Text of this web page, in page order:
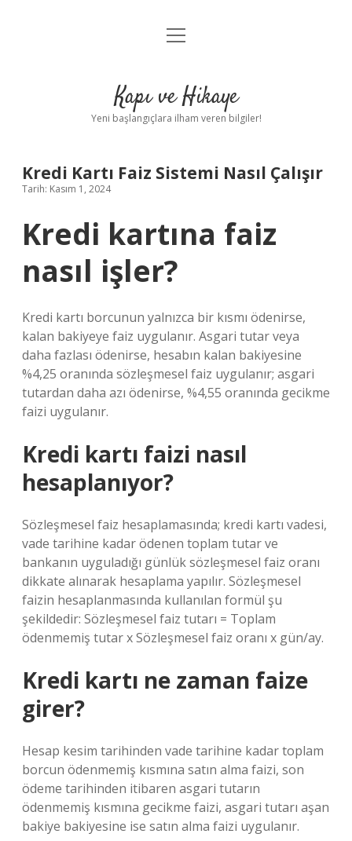
Anasayfa
Yasal Uyarı
menüyü
Kapı ve Hikaye
Yeni başlangıçlara ilham veren bilgiler!
Kredi Kartı Faiz Sistemi Nasıl Çalışır
Tarih: Kasım 1, 2024
Kredi kartına faiz
nasıl işler?
Kredi kartı borcunun yalnızca bir kısmı ödenirse,
kalan bakiyeye faiz uygulanır. Asgari tutar veya
daha fazlası ödenirse, hesabın kalan bakiyesine
%4,25 oranında sözleşmesel faiz uygulanır; asgari
tutardan daha azı ödenirse, %4,55 oranında gecikme
faizi uygulanır.
Kredi kartı faizi nasıl
hesaplanıyor?
Sözleşmesel faiz hesaplamasında; kredi kartı vadesi,
vade tarihine kadar ödenen toplam tutar ve
bankanın uyguladığı günlük sözleşmesel faiz oranı
dikkate alınarak hesaplama yapılır. Sözleşmesel
faizin hesaplanmasında kullanılan formül şu
şekildedir: Sözleşmesel faiz tutarı = Toplam
ödenmemiş tutar x Sözleşmesel faiz oranı x gün/ay.
Kredi kartı ne zaman faize
girer?
Hesap kesim tarihinden vade tarihine kadar toplam
borcun ödenmemiş kısmına satın alma faizi, son
ödeme tarihinden itibaren asgari tutarın
ödenmemiş kısmına gecikme faizi, asgari tutarı aşan
bakiye bakiyesine ise satın alma faizi uygulanır.